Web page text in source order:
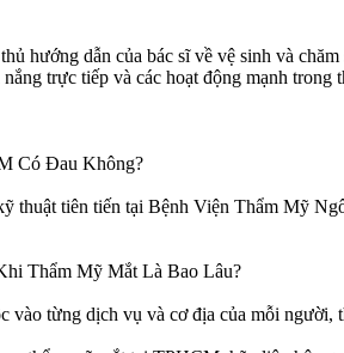
hướng dẫn của bác sĩ về vệ sinh và
trực tiếp và các hoạt động mạnh trong
Có Đau Không?
thuật tiên tiến tại Bệnh Viện Thẩm Mỹ
Thẩm Mỹ Mắt Là Bao Lâu?
vào từng dịch vụ và cơ địa của mỗi người,